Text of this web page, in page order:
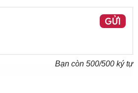
GỬI
Bạn còn 500/500 ký tự